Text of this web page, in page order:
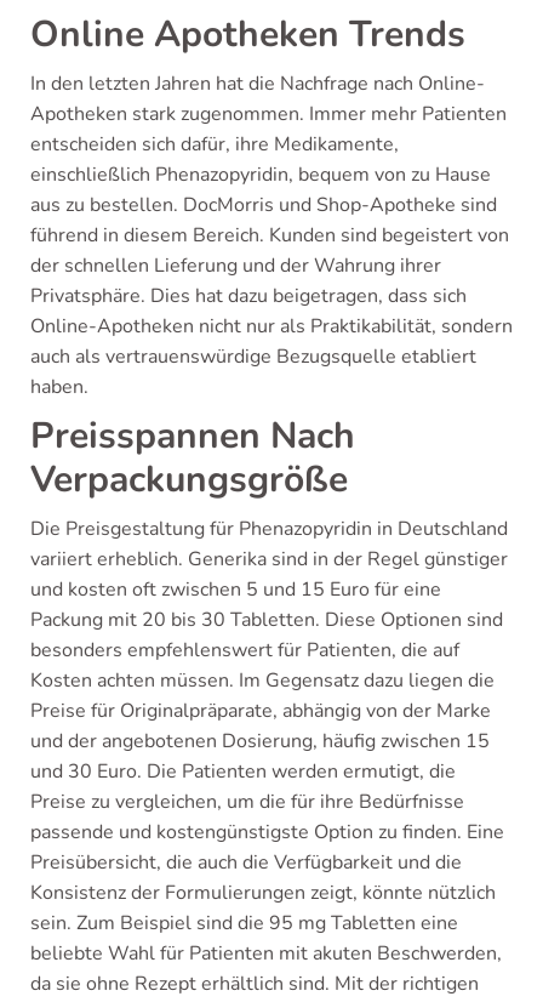
Online Apotheken Trends
In den letzten Jahren hat die Nachfrage nach Online-
Apotheken stark zugenommen. Immer mehr Patienten
entscheiden sich dafür, ihre Medikamente,
einschließlich Phenazopyridin, bequem von zu Hause
aus zu bestellen. DocMorris und Shop-Apotheke sind
führend in diesem Bereich. Kunden sind begeistert von
der schnellen Lieferung und der Wahrung ihrer
Privatsphäre. Dies hat dazu beigetragen, dass sich
Online-Apotheken nicht nur als Praktikabilität, sondern
auch als vertrauenswürdige Bezugsquelle etabliert
haben.
Preisspannen Nach
Verpackungsgröße
Die Preisgestaltung für Phenazopyridin in Deutschland
variiert erheblich. Generika sind in der Regel günstiger
und kosten oft zwischen 5 und 15 Euro für eine
Packung mit 20 bis 30 Tabletten. Diese Optionen sind
besonders empfehlenswert für Patienten, die auf
Kosten achten müssen. Im Gegensatz dazu liegen die
Preise für Originalpräparate, abhängig von der Marke
und der angebotenen Dosierung, häufig zwischen 15
und 30 Euro. Die Patienten werden ermutigt, die
Preise zu vergleichen, um die für ihre Bedürfnisse
passende und kostengünstigste Option zu finden. Eine
Preisübersicht, die auch die Verfügbarkeit und die
Konsistenz der Formulierungen zeigt, könnte nützlich
sein. Zum Beispiel sind die 95 mg Tabletten eine
beliebte Wahl für Patienten mit akuten Beschwerden,
da sie ohne Rezept erhältlich sind. Mit der richtigen